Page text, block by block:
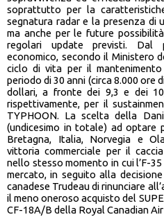
soprattutto per la
segnatura radar e la presenza di
ma anche per le future
regolari update previsti. Dal
economico, secondo il Ministero
ciclo di vita per il
periodo di 30 anni (circa 8.000 ore
dollari, a fronte dei 9,3 e dei
rispettivamente, per il
TYPHOON. La scelta della
(undicesimo in totale) ad optare
Bretagna, Italia, Norvegia e
vittoria commerciale per il
nello stesso momento in cui l’F-
mercato, in seguito alla
canadese Trudeau di rinunciare
il meno oneroso acquisto del
CF-18A/B della Royal Canadian